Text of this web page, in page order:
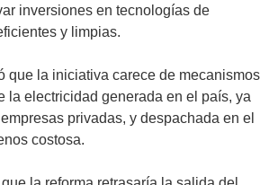
inversiones en tecnologías de
y limpias.
que la iniciativa carece de mecanismos
la electricidad generada en el país, ya
privadas, y despachada en el
costosa.